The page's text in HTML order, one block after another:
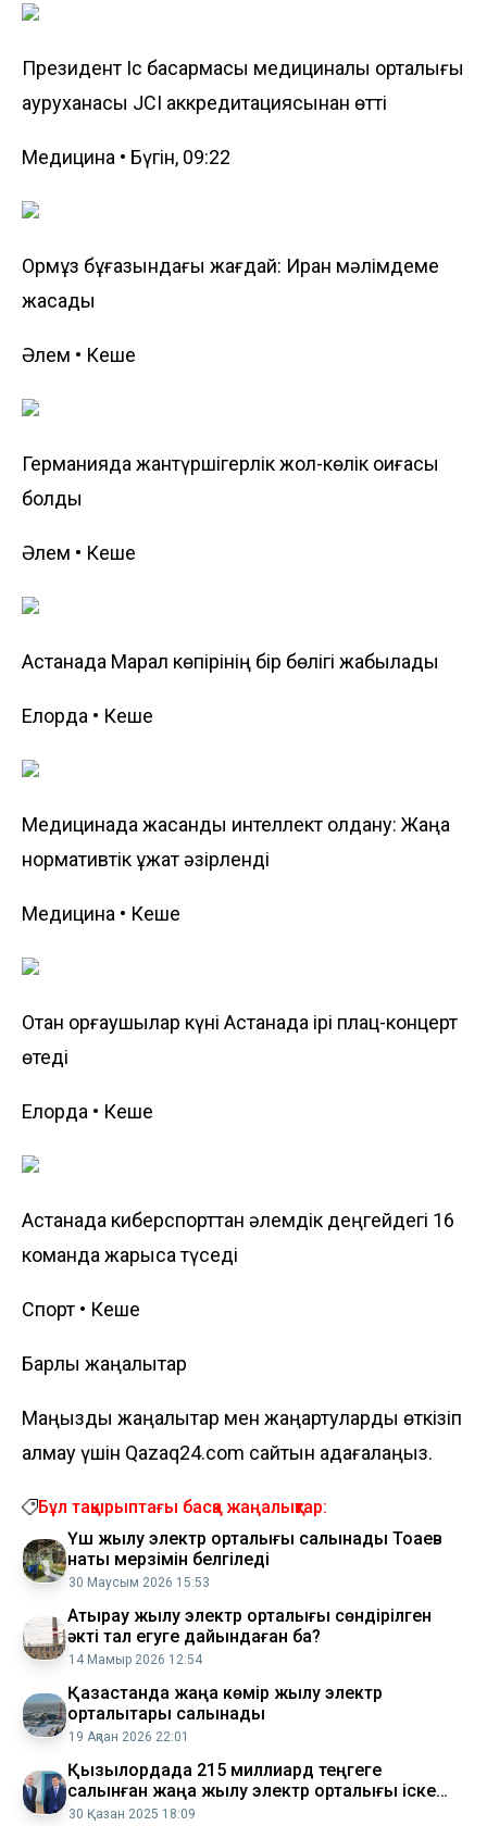
Президент Іс басқармасы медициналық орталығы
ауруханасы JCI аккредитациясынан өтті
Медицина • Бүгін, 09:22
Ормұз бұғазындағы жағдай: Иран мәлімдеме
жасады
Әлем • Кеше
Германияда жантүршігерлік жол-көлік оқиғасы
болды
Әлем • Кеше
Астанада Марал көпірінің бір бөлігі жабылады
Елорда • Кеше
Медицинада жасанды интеллект қолдану: Жаңа
нормативтік құжат әзірленді
Медицина • Кеше
Отан қорғаушылар күні Астанада ірі плац-концерт
өтеді
Елорда • Кеше
Астанада киберспорттан әлемдік деңгейдегі 16
команда жарысқа түседі
Спорт • Кеше
Барлық жаңалықтар
Маңызды жаңалықтар мен жаңартуларды өткізіп
алмау үшін Qazaq24.com сайтын қадағалаңыз.
Бұл тақырыптағы басқа жаңалықтар:
Үш жылу электр орталығы салынады Тоқаев
нақты мерзімін белгіледі
30 Маусым 2026 15:53
Атырау жылу электр орталығы сөндірілген
әкті тал егуге дайындаған ба?
14 Мамыр 2026 12:54
Қазақстанда жаңа көмір жылу электр
орталықтары салынады
19 Ақпан 2026 22:01
Қызылордада 215 миллиард теңгеге
салынған жаңа жылу электр орталығы іске
қосылды
30 Қазан 2025 18:09